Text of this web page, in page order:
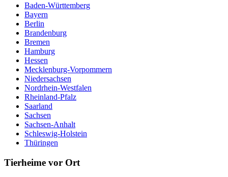
Baden-Württemberg
Bayern
Berlin
Brandenburg
Bremen
Hamburg
Hessen
Mecklenburg-Vorpommern
Niedersachsen
Nordrhein-Westfalen
Rheinland-Pfalz
Saarland
Sachsen
Sachsen-Anhalt
Schleswig-Holstein
Thüringen
Tierheime vor Ort